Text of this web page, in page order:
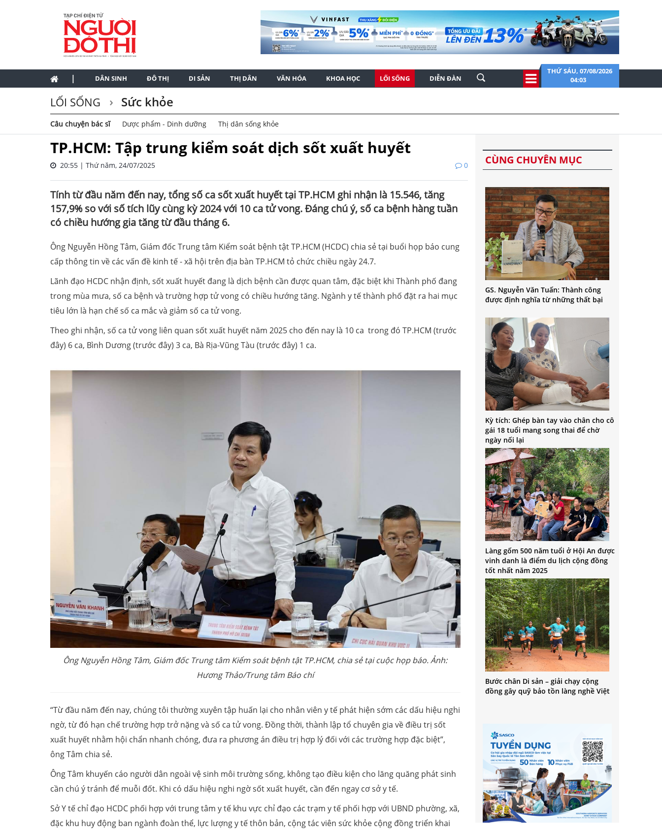
| DÂN SINH ĐÔ THỊ DI SẢN THỊ DÂN VĂN HÓA KHOA HỌC LỐI SỐNG DIỄN ĐÀN
THỨ SÁU, 07/08/2026
04:03
LỐI SỐNG Sức khỏe
Câu chuyện bác sĩ Dược phẩm - Dinh dưỡng Thị dân sống khỏe
TP.HCM: Tập trung kiểm soát dịch sốt xuất huyết
20:55 | Thứ năm, 24/07/2025 0
Tính từ đầu năm đến nay, tổng số ca sốt xuất huyết tại TP.HCM ghi nhận là 15.546, tăng
157,9% so với số tích lũy cùng kỳ 2024 với 10 ca tử vong. Đáng chú ý, số ca bệnh hàng tuần
có chiều hướng gia tăng từ đầu tháng 6.
Ông Nguyễn Hồng Tâm, Giám đốc Trung tâm Kiểm soát bệnh tật TP.HCM (HCDC) chia sẻ tại buổi họp báo cung
cấp thông tin về các vấn đề kinh tế - xã hội trên địa bàn TP.HCM tỏ chức chiều ngày 24.7.
Lãnh đạo HCDC nhận định, sốt xuất huyết đang là dịch bệnh cần được quan tâm, đặc biệt khi Thành phố đang
trong mùa mưa, số ca bệnh và trường hợp tử vong có chiều hướng tăng. Ngành y tế thành phố đặt ra hai mục
tiêu lớn là hạn chế số ca mắc và giảm số ca tử vong.
Theo ghi nhận, số ca tử vong liên quan sốt xuất huyết năm 2025 cho đến nay là 10 ca trong đó TP.HCM (trước
đây) 6 ca, Bình Dương (trước đây) 3 ca, Bà Rịa-Vũng Tàu (trước đây) 1 ca.
Ông Nguyễn Hồng Tâm, Giám đốc Trung tâm Kiểm soát bệnh tật TP.HCM, chia sẻ tại cuộc họp báo. Ảnh:
Hương Thảo/Trung tâm Báo chí
“Từ đầu năm đến nay, chúng tôi thường xuyên tập huấn lại cho nhân viên y tế phát hiện sớm các dấu hiệu nghi
ngờ, từ đó hạn chế trường hợp trở nặng và số ca tử vong. Đồng thời, thành lập tổ chuyên gia về điều trị sốt
xuất huyết nhằm hội chẩn nhanh chóng, đưa ra phương án điều trị hợp lý đối với các trường hợp đặc biệt”,
ông Tâm chia sẻ.
Ông Tâm khuyến cáo người dân ngoài vệ sinh môi trường sống, không tạo điều kiện cho lăng quăng phát sinh
cần chú ý tránh để muỗi đốt. Khi có dấu hiệu nghi ngờ sốt xuất huyết, cần đến ngay cơ sở y tế.
Sở Y tế chỉ đạo HCDC phối hợp với trung tâm y tế khu vực chỉ đạo các trạm y tế phối hợp với UBND phường, xã,
đặc khu huy động ban ngành đoàn thể, lực lượng y tế thôn bản, cộng tác viên sức khỏe cộng đồng triển khai
CÙNG CHUYÊN MỤC
GS. Nguyễn Văn Tuấn: Thành công
được định nghĩa từ những thất bại
Kỳ tích: Ghép bàn tay vào chân cho cô
gái 18 tuổi mang song thai để chờ
ngày nối lại
Làng gốm 500 năm tuổi ở Hội An được
vinh danh là điểm du lịch cộng đồng
tốt nhất năm 2025
Bước chân Di sản – giải chạy cộng
đồng gây quỹ bảo tồn làng nghề Việt